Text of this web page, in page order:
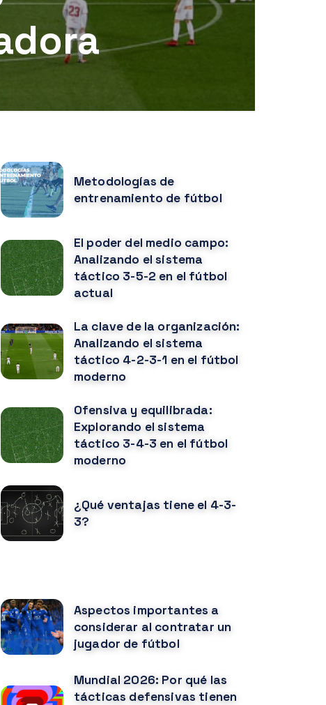
Metodologías de
entrenamiento de fútbol
El poder del medio campo:
Analizando el sistema
táctico 3-5-2 en el fútbol
actual
La clave de la organización:
Analizando el sistema
táctico 4-2-3-1 en el fútbol
moderno
Ofensiva y equilibrada:
Explorando el sistema
táctico 3-4-3 en el fútbol
moderno
¿Qué ventajas tiene el 4-3-
3?
Aspectos importantes a
considerar al contratar un
jugador de fútbol
Mundial 2026: Por qué las
tácticas defensivas tienen